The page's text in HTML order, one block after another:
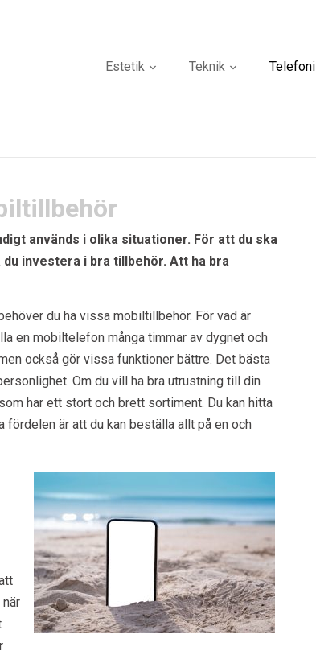
Estetik Teknik Telefoni
används i olika situationer. För att du ska
investera i bra tillbehör. Att ha bra
du ha vissa mobiltillbehör. För vad är
en mobiltelefon många timmar av dygnet och
också gör vissa funktioner bättre. Det bästa
Om du vill ha bra utrustning till din
har ett stort och brett sortiment. Du kan hitta
är att du kan beställa allt på en och